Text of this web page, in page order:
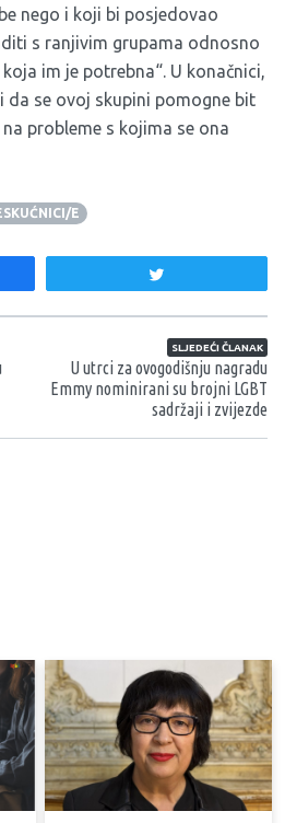
nego i koji bi posjedovao
s ranjivim grupama odnosno
im je potrebna“. U konačnici,
da se ovoj skupini pomogne bit
probleme s kojima se ona
E
SLJEDEĆI ČLANAK
U utrci za ovogodišnju nagradu
Emmy nominirani su brojni LGBT
sadržaji i zvijezde